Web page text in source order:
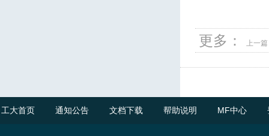
更多： 上一
工大首页 通知公告 文档下载 帮助说明 MF中心